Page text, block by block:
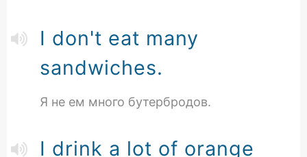
I don't eat many
sandwiches.
Я не ем много бутербродов.
I drink a lot of orange